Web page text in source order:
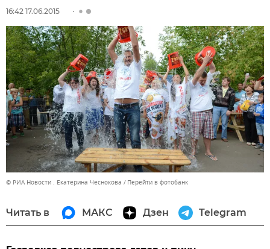
16:42 17.06.2015
© РИА Новости . Екатерина Чеснокова Перейти в фотобанк
Читать в МАКС Дзен Telegram